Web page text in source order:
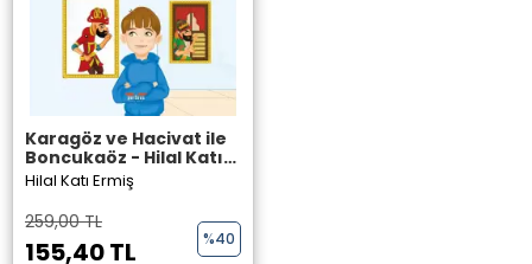
Karagöz ve Hacivat ile
Boncukgöz - Hilal Katı
Ermiş - Perseus
Hilal Katı Ermiş
259,00 TL
155,40 TL %40